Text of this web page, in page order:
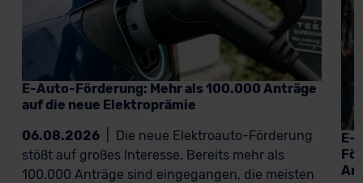
E-Auto-Förderung: Mehr als 100.000 Anträge
auf die neue Elektroprämie
06.08.2026
Die neue Elektroauto-Förderung
stößt auf großes Interesse. Bereits mehr als
100.000 Anträge sind eingegangen, die meisten
E-